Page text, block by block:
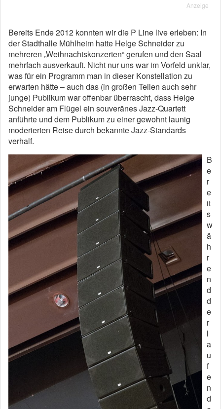
Anzeige
Bereits Ende 2012 konnten wir die P Line live erleben: In
der Stadthalle Mühlheim hatte Helge Schneider zu
mehreren „Weihnachtskonzerten“ gerufen und den Saal
mehrfach ausverkauft. Nicht nur uns war im Vorfeld unklar,
was für ein Programm man in dieser Konstellation zu
erwarten hätte – auch das (in großen Teilen auch sehr
junge) Publikum war offenbar überrascht, dass Helge
Schneider am Flügel ein souveränes Jazz-Quartett
anführte und dem Publikum zu einer gewohnt launig
moderierten Reise durch bekannte Jazz-Standards
verhalf.
B
e
r
e
it
s
w
ä
h
r
e
n
d
d
e
r
l
a
u
f
e
n
d